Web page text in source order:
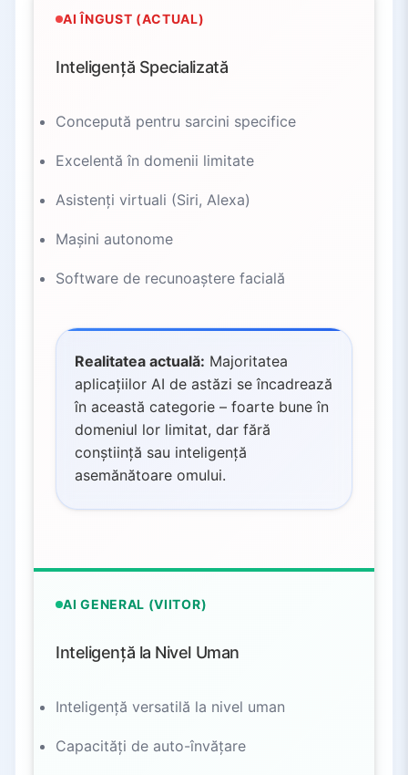
AI ÎNGUST (ACTUAL)
Inteligență Specializată
Concepută pentru sarcini specifice
Excelentă în domenii limitate
Asistenți virtuali (Siri, Alexa)
Mașini autonome
Software de recunoaștere facială
Realitatea actuală: Majoritatea
aplicațiilor AI de astăzi se încadrează
în această categorie – foarte bune în
domeniul lor limitat, dar fără
conștiință sau inteligență
asemănătoare omului.
AI GENERAL (VIITOR)
Inteligență la Nivel Uman
Inteligență versatilă la nivel uman
Capacități de auto-învățare